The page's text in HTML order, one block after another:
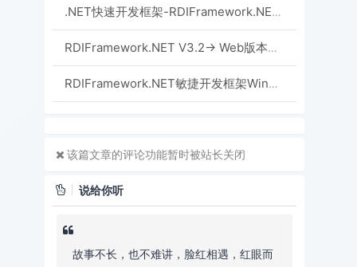
.NET快速开发框架-RDIFramework.NET 全新EasyUI版发布
RDIFramework.NET V3.2-> Web版本新增新的用户权限设置界面效率更高、更规范
RDIFramework.NET敏捷开发框架WinForm新增文件中心-实现附件集中管理
该篇文章的评论功能暂时被站长关闭
说给你听
故事不长，也不难讲，脸红相遇，红眼而